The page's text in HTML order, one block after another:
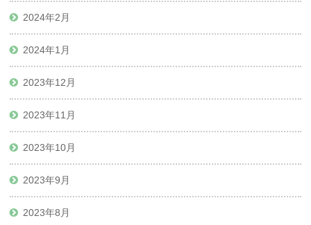
2024年2月
2024年1月
2023年12月
2023年11月
2023年10月
2023年9月
2023年8月